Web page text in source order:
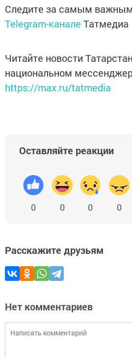
Следите за самым
Telegram-канале Татмедиа
Читайте новости
национальном
https://max.ru/tatmedia
Оставляйте реакции
0 0 0 0
Расскажите друзьям
Нет комментариев